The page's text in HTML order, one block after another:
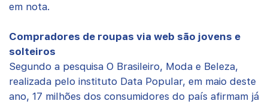
em nota.
Compradores de roupas via web são jovens e
solteiros
Segundo a pesquisa O Brasileiro, Moda e Beleza,
realizada pelo instituto Data Popular, em maio deste
ano, 17 milhões dos consumidores do país afirmam já